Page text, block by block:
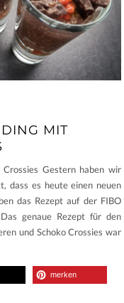
MIT
Crossies Gestern haben wir
dass es heute einen neuen
das Rezept auf der FIBO
genaue Rezept für den
und Schoko Crossies war
merken